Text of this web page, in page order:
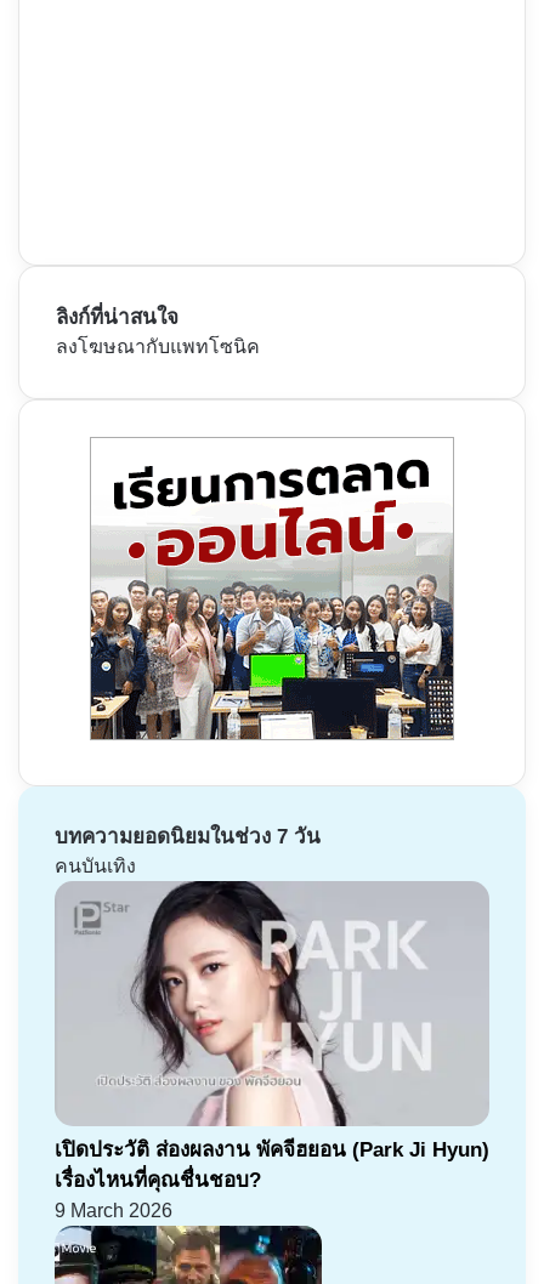
ลิงก์ที่น่าสนใจ
ลงโฆษณากับแพทโซนิค
บทความยอดนิยมในช่วง 7 วัน
คนบันเทิง
เปิดประวัติ ส่องผลงาน พัคจีฮยอน (Park Ji Hyun)
เรื่องไหนที่คุณชื่นชอบ?
9 March 2026